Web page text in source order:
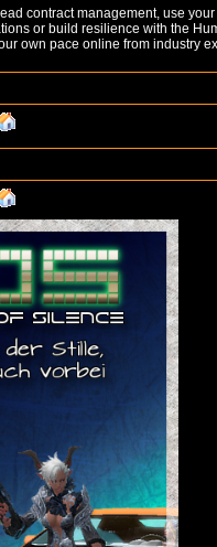
contract management, use
or build resilience with the
own pace online from industry